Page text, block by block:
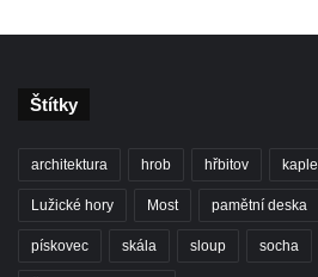
Boží muka nad pramenem U svatého
Štítky
architektura hrob hřbitov kaple
Lužické hory Most pamětní deska
pískovec skála sloup socha